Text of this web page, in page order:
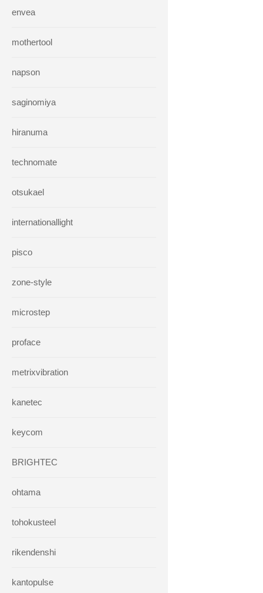
envea
mothertool
napson
saginomiya
hiranuma
technomate
otsukael
internationallight
pisco
zone-style
microstep
proface
metrixvibration
kanetec
keycom
BRIGHTEC
ohtama
tohokusteel
rikendenshi
kantopulse